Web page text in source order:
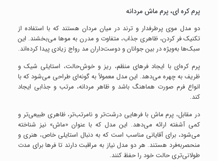
پرم کره ای، پرم ماش مردانه
دو مدل موی پرطرفدار و ترند در میان مردان هستند که با استفاده از
تکنیک فر کردن، ظاهری جذاب، متفاوت و مدرن به موها می‌بخشند. این
سبک‌ها به‌ویژه در بین جوانان و دوست‌داران مد رواج زیادی پیدا کرده‌اند.
پرم کره‌ای با ایجاد فرهای منظم، ریز و خوش‌حالت، استایلی شیک و
ظریف به چهره می‌دهد. این مدل معمولاً به گونه‌ای طراحی می‌شود که با
انواع فرم صورت هماهنگ باشد و ظاهر مردانه، مرتب و جذابی ایجاد
کند.
در مقابل، پرم ماش با فرهایی درشت‌تر و نامرتب‌تر، ظاهری طبیعی‌تر و
کمی آشفته ارائه می‌دهد. این مدل که با عنوان «ماش» نیز شناخته
می‌شود، برای آقایانی مناسب است که به دنبال استایلی خاص، هنری و
منحصربه‌فرد هستند. هر دو مدل نیاز به مراقبت دارند تا فرها برای مدت
طولانی‌تری حالت خود را حفظ کنند.